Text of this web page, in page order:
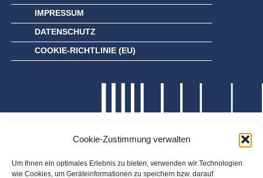
Cookie-Zustimmung verwalten
Um Ihnen ein optimales Erlebnis zu bieten, verwenden wir Technologien
wie Cookies, um Geräteinformationen zu speichern bzw. darauf
IMPRESSUM
DATENSCHUTZ
COOKIE-RICHTLINIE (EU)